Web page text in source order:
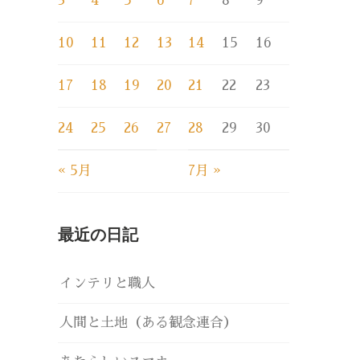
« 5月 7月 »
10 11 12 13 14 15 16
17 18 19 20 21 22 23
24 25 26 27 28 29 30
最近の日記
インテリと職人
人間と土地（ある観念連合）